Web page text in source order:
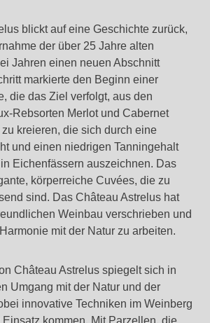
blickt auf eine Geschichte zurück,
der über 25 Jahre alten
Jahren einen neuen Abschnitt
markierte den Beginn einer
die das Ziel verfolgt, aus den
Rebsorten Merlot und Cabernet
kreieren, die sich durch eine
und einen niedrigen Tanningehalt
Eichenfässern auszeichnen. Das
körperreiche Cuvées, die zu
sind. Das Château Astrelus hat
Weinbau verschrieben und
mit der Natur zu arbeiten.
Château Astrelus spiegelt sich in
Umgang mit der Natur und der
innovative Techniken im Weinberg
kommen. Mit Parzellen, die